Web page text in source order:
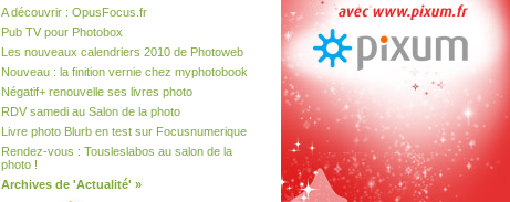
A découvrir : OpusFocus.fr
Pub TV pour Photobox
Les nouveaux calendriers 2010 de Photoweb
Nouveau : la finition vernie chez myphotobook
Négatif+ renouvelle ses livres photo
RDV samedi au Salon de la photo
Livre photo Blurb en test sur Focusnumerique
Rendez-vous : Tousleslabos au salon de la
photo !
Archives de 'Actualité' »